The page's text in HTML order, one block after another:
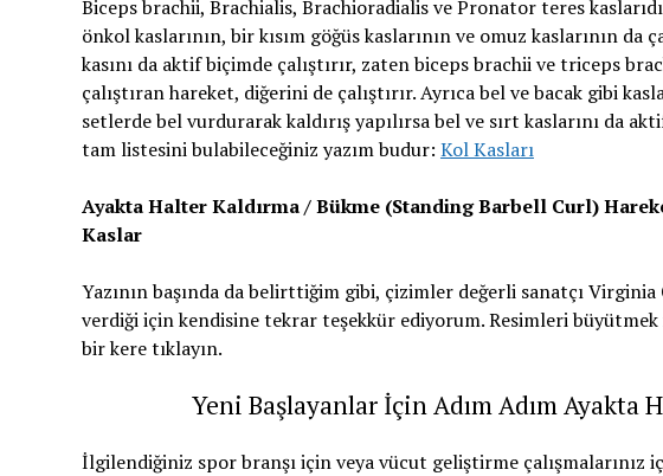
Biceps brachii, Brachialis, Brachioradialis ve Pronator teres
önkol kaslarının, bir kısım göğüs kaslarının ve omuz kaslarının da
kasını da aktif biçimde çalıştırır, zaten biceps brachii ve triceps
çalıştıran hareket, diğerini de çalıştırır. Ayrıca bel ve bacak gibi
setlerde bel vurdurarak kaldırış yapılırsa bel ve sırt kaslarını da
tam listesini bulabileceğiniz yazım budur: Kol Kasları
Ayakta Halter Kaldırma / Bükme (Standing Barbell Curl)
Kaslar
Yazının başında da belirttiğim gibi, çizimler değerli sanatçı
verdiği için kendisine tekrar teşekkür ediyorum. Resimleri büyütmek
bir kere tıklayın.
Yeni Başlayanlar İçin Adım Adım Ayakta
İlgilendiğiniz spor branşı için veya vücut geliştirme çalışmalarınız